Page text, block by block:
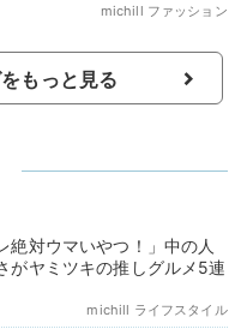
michill ファッション
もっと見る
絶対ウマいやつ！」中の人
がヤミツキの推しグルメ5連
michill ライフスタイル